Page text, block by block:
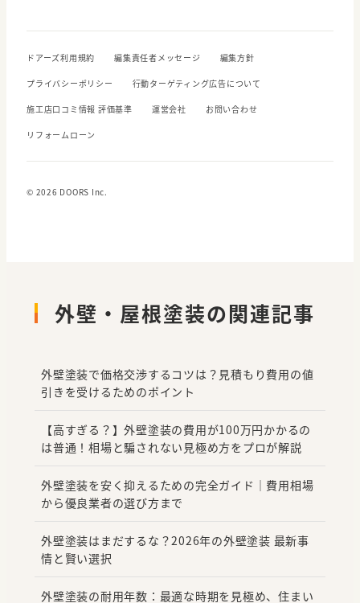
ドアーズ利用規約 編集責任者メッセージ 編集方針
プライバシーポリシー 行動ターゲティング広告について
施工店口コミ情報 評価基準 運営会社 お問い合わせ
リフォームローン
© 2026 DOORS Inc.
外壁・屋根塗装の関連記事
外壁塗装で価格交渉するコツは？見積もり費用の値
引きを受けるためのポイント
【高すぎる？】外壁塗装の費用が100万円かかるの
は普通！相場と騙されない見極め方をプロが解説
外壁塗装を安く抑えるための完全ガイド｜費用相場
から優良業者の選び方まで
外壁塗装はまだするな？2026年の外壁塗装 最新事
情と賢い選択
外壁塗装の耐用年数：最適な時期を見極め、住まい